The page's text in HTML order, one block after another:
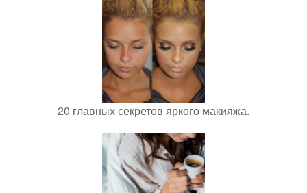
20 главных секретов яркого макияжа.